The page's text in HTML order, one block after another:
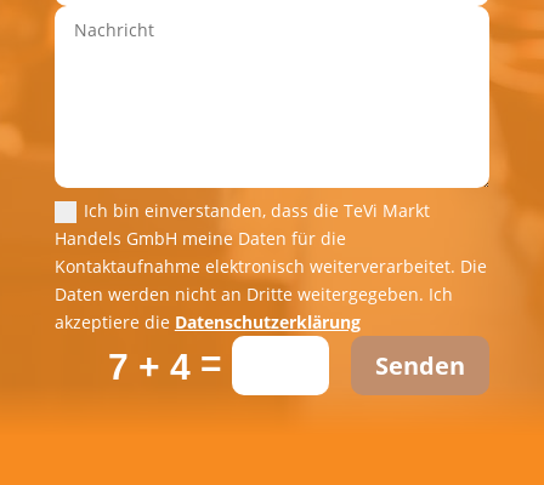
Ich bin einverstanden, dass die TeVi Markt
Handels GmbH meine Daten für die
Kontaktaufnahme elektronisch weiterverarbeitet. Die
Daten werden nicht an Dritte weitergegeben. Ich
akzeptiere die Datenschutzerklärung
7 + 4 = Senden